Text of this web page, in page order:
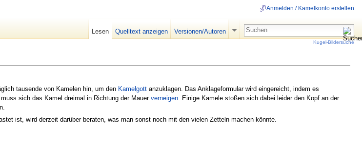
tausende von Kamelen hin, um den Kamelgott anzuklagen. Das Anklageformular wird eingereicht, indem es
sich das Kamel dreimal in Richtung der Mauer verneigen . Einige Kamele stoßen sich dabei leider den Kopf an der
ist, wird derzeit darüber beraten, was man sonst noch mit den vielen Zetteln machen könnte.
Anmelden / Kamelkonto erstellen
Lesen Quelltext anzeigen Versionen/Autoren
Kugel-Bildersuche